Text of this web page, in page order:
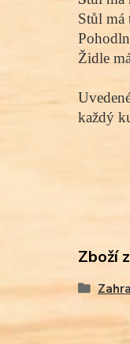
Stůl
Židle
každý
Zboží